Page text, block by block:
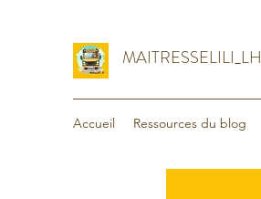
MAITRESSELILI_LH
Accueil Ressources du blog